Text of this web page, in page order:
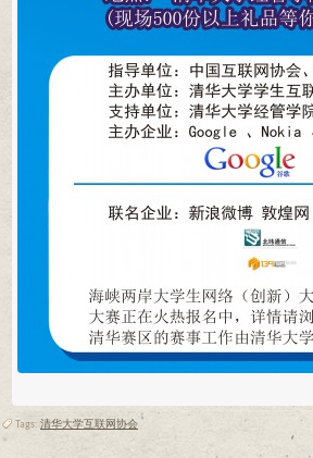
Tags: 清华大学互联网协会